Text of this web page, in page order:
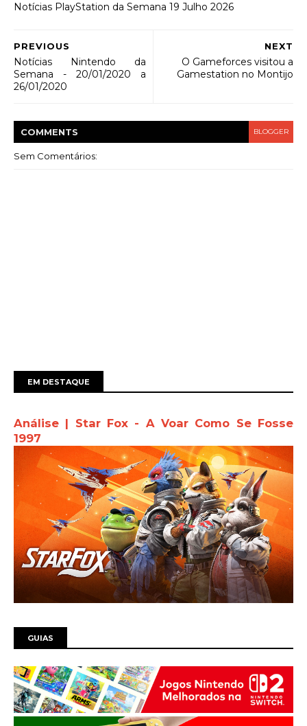
Notícias PlayStation da Semana 19 Julho 2026
NEXT
O Gameforces visitou a
Gamestation no Montijo
PREVIOUS
Notícias Nintendo da
Semana - 20/01/2020 a
26/01/2020
COMMENTS BLOGGER
Sem Comentários:
EM DESTAQUE
Análise | Star Fox - A Voar Como Se Fosse
1997
GUIAS